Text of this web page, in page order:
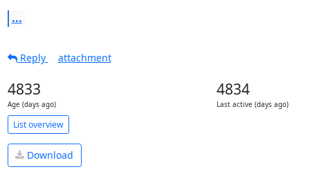
...
Reply attachment
4833
Age (days ago)
4834
Last active (days ago)
List overview
Download